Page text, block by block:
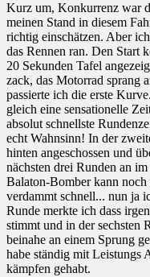
Kurz um, Konkurrenz war
meinen Stand in diesem
richtig einschätzen. Aber
das Rennen ran. Den Start
20 Sekunden Tafel
zack, das Motorrad sprang
passierte ich die erste
gleich eine sensationelle
absolut schnellste
echt Wahnsinn! In der
hinten angeschossen und
nächsten drei Runden an
Balaton-Bomber kann
verdammt schnell... nun ja
Runde merkte ich dass
stimmt und in der sechsten
beinahe an einem Sprung
habe ständig mit Leistungs
kämpfen gehabt.